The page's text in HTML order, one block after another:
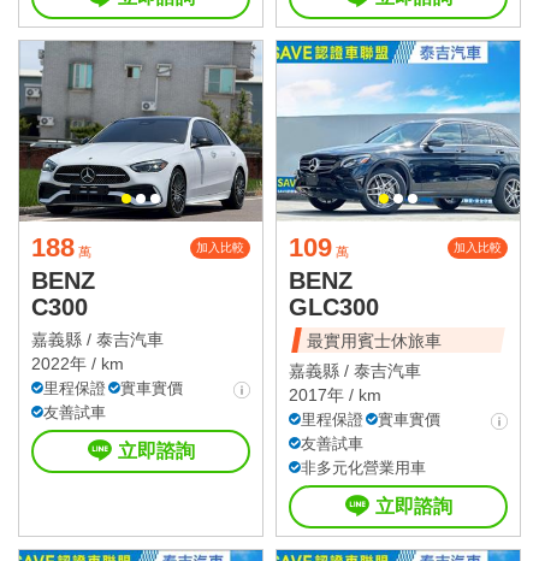
188 萬 加入比較
BENZ
C300
嘉義縣 / 泰吉汽車
2022年 / km
里程保證
實車實價
友善試車
立即諮詢
109 萬 加入比較
BENZ
GLC300
最實用賓士休旅車
嘉義縣 / 泰吉汽車
2017年 / km
里程保證
實車實價
友善試車
非多元化營業用車
立即諮詢